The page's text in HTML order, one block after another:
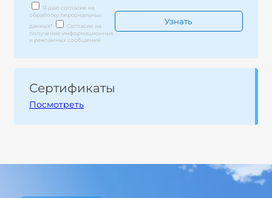
Я даю согласие на
обработку персональных
данных*
Согласие на
получение информационных
и рекламных сообщений
Сертификаты
Посмотреть